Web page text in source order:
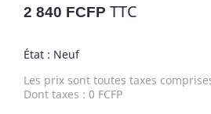
2 840 FCFP TTC
État : Neuf
Les prix sont toutes taxes
Dont taxes : 0 FCFP